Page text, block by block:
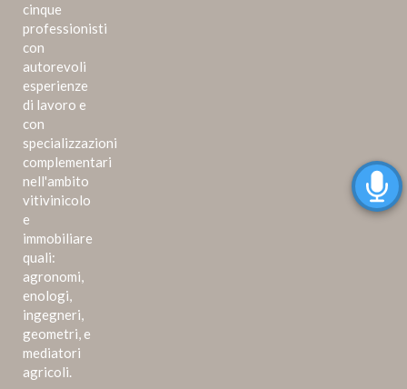
cinque
professionisti
con
autorevoli
esperienze
di lavoro e
con
specializzazioni
complementari
nell'ambito
vitivinicolo
e
immobiliare
quali:
agronomi,
enologi,
ingegneri,
geometri, e
mediatori
agricoli.